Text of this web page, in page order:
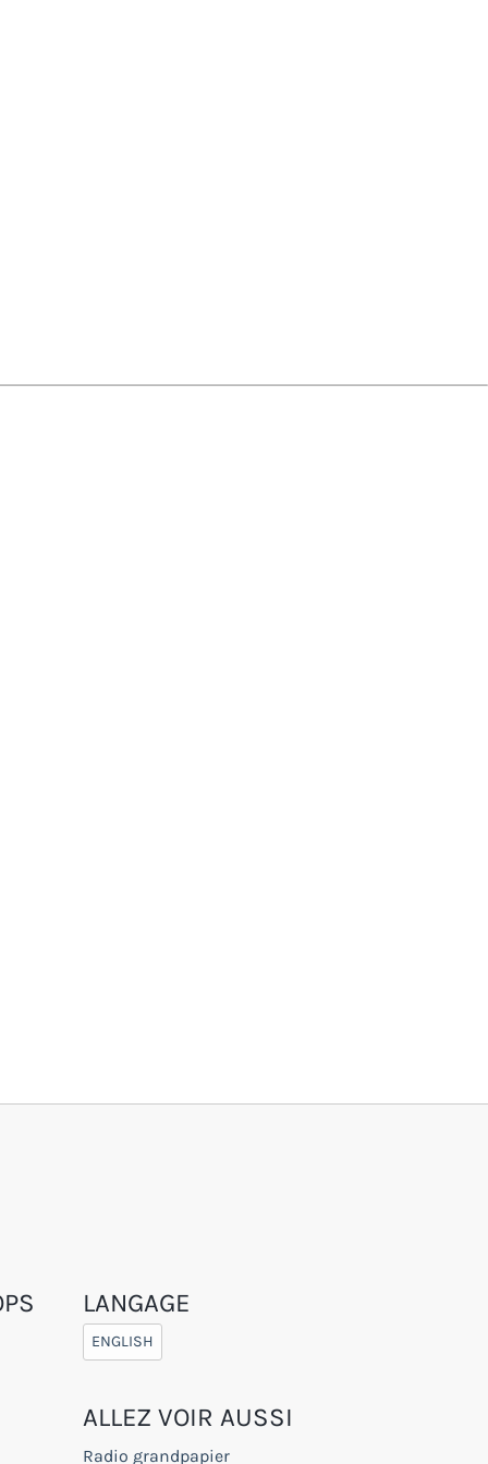
LANGAGE
ENGLISH
ALLEZ VOIR AUSSI
Radio grandpapier